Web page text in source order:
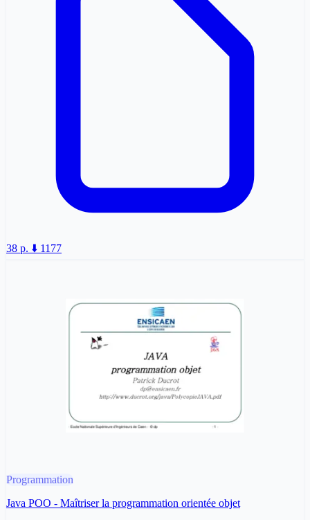
38 p. ⬇️ 1177
Programmation
Java POO - Maîtriser la programmation orientée objet